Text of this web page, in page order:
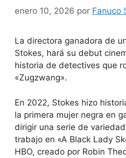
enero 10, 2026 por Fanuco
La directora ganadora de
Stokes, hará su debut
historia de detectives que
«Zugzwang».
En 2022, Stokes hizo
la primera mujer negra en
dirigir una serie de
trabajo en «A Black Lady
HBO, creado por Robin